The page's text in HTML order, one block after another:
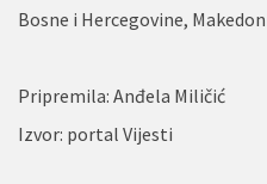
Bosne i Hercegovine,
Pripremila: Anđela Miličić
Izvor: portal Vijesti